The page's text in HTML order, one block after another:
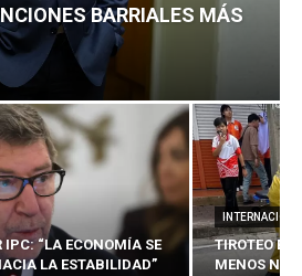
BARRIALES MÁS
“LA ECONOMÍA SE
LA ESTABILIDAD”
TIROTEO
MENOS